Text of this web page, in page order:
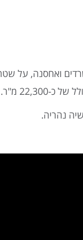
22,300 מ"ר.
נהריה.